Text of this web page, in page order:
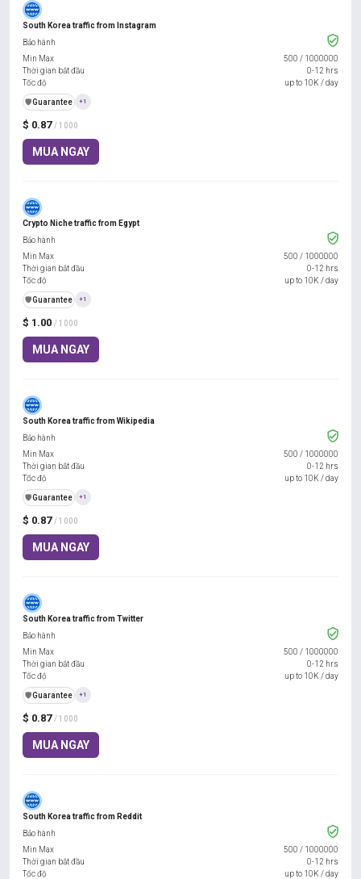
South Korea traffic from Instagram
$ 0.87 / 1000
MUA NGAY
Bảo hành
Min Max
500 / 1000000
Thời gian bắt đầu
0-12 hrs
Tốc độ
up to 10K / day
️🛡️Guarantee +1
Crypto Niche traffic from Egypt
$ 1.00 / 1000
MUA NGAY
Bảo hành
Min Max
500 / 1000000
Thời gian bắt đầu
0-12 hrs
Tốc độ
up to 10K / day
️🛡️Guarantee +1
South Korea traffic from Wikipedia
$ 0.87 / 1000
MUA NGAY
Bảo hành
Min Max
500 / 1000000
Thời gian bắt đầu
0-12 hrs
Tốc độ
up to 10K / day
️🛡️Guarantee +1
South Korea traffic from Twitter
$ 0.87 / 1000
MUA NGAY
Bảo hành
Min Max
500 / 1000000
Thời gian bắt đầu
0-12 hrs
Tốc độ
up to 10K / day
️🛡️Guarantee +1
South Korea traffic from Reddit
Bảo hành
Min Max
500 / 1000000
Thời gian bắt đầu
0-12 hrs
Tốc độ
up to 10K / day